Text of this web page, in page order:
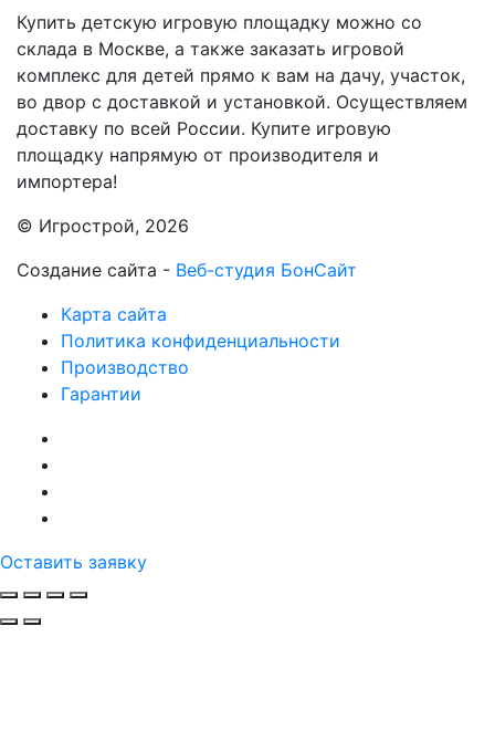
Купить детскую игровую площадку можно со
склада в Москве, а также заказать игровой
комплекс для детей прямо к вам на дачу, участок,
во двор с доставкой и установкой. Осуществляем
доставку по всей России. Купите игровую
площадку напрямую от производителя и
импортера!
© Игрострой, 2026
Создание сайта - Веб-студия БонСайт
Карта сайта
Политика конфиденциальности
Производство
Гарантии
Оставить заявку